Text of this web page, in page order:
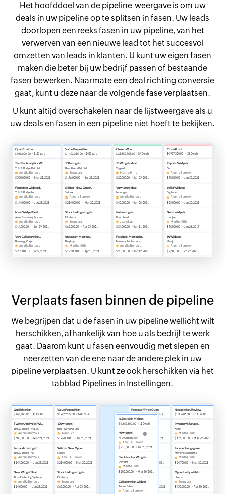
Het hoofddoel van de pipeline-weergave is om uw
deals in uw pipeline op te splitsen in fasen. Uw leads
doorlopen een reeks fasen in uw pipeline, van het
verwerven van een nieuwe lead tot het succesvol
omzetten van leads in klanten. U kunt uw eigen fasen
maken die beter bij uw bedrijf passen of bestaande
fasen bewerken. Naarmate een deal richting conversie
gaat, kunt u deze naar de volgende fase verplaatsen.
U kunt altijd overschakelen naar de lijstweergave als u
uw deals en fasen in een pipeline niet hoeft te bekijken.
Verplaats fasen binnen de pipeline
We begrijpen dat u de fasen in uw pipeline wellicht wilt
herschikken, afhankelijk van hoe u als bedrijf te werk
gaat. Daarom kunt u fasen eenvoudig met slepen en
neerzetten van de ene naar de andere plek in uw
pipeline verplaatsen. U kunt ze ook herschikken via het
tabblad Pipelines in Instellingen.